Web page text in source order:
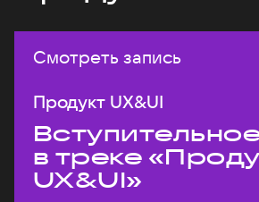
Смотреть запись
Продукт UX&UI
в треке
UX&UI»